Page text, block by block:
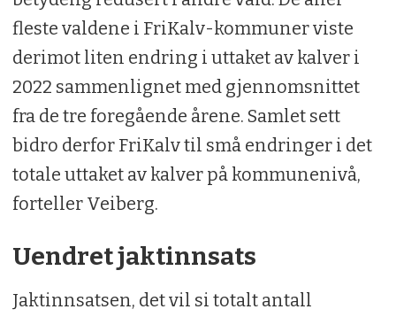
fleste valdene i FriKalv-kommuner viste
derimot liten endring i uttaket av kalver i
2022 sammenlignet med gjennomsnittet
fra de tre foregående årene. Samlet sett
bidro derfor FriKalv til små endringer i det
totale uttaket av kalver på kommunenivå,
forteller Veiberg.
Uendret jaktinnsats
Jaktinnsatsen, det vil si totalt antall